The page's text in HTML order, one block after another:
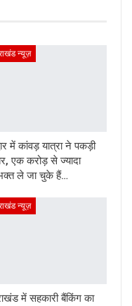
न्यूज़
में कांवड़ यात्रा ने पकड़ी
एक करोड़ से ज्यादा
ले जा चुके हैं…
न्यूज़
में सहकारी बैंकिंग का